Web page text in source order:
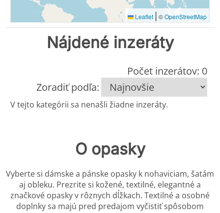
Leaflet | ©OpenStreetMap
Nájdené inzeráty
Počet inzerátov: 0
Zoradiť podľa:
V tejto kategórii sa nenašli žiadne inzeráty.
O opasky
Vyberte si dámske a pánske opasky k nohaviciam, šatám
aj obleku. Prezrite si kožené, textilné, elegantné a
značkové opasky v rôznych dĺžkach. Textilné a osobné
doplnky sa majú pred predajom vyčistiť spôsobom